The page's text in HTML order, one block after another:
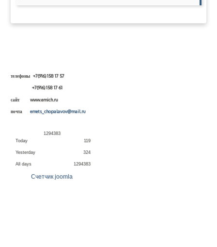
телефоны +7(916) 158 17 57
+7(916) 158 17 61
сайт www.emich.ru
почтаemets_chopalavov@mail.ru
1294383
Today
Yesterday
All days
119
324
1294383
Счетчик joomla